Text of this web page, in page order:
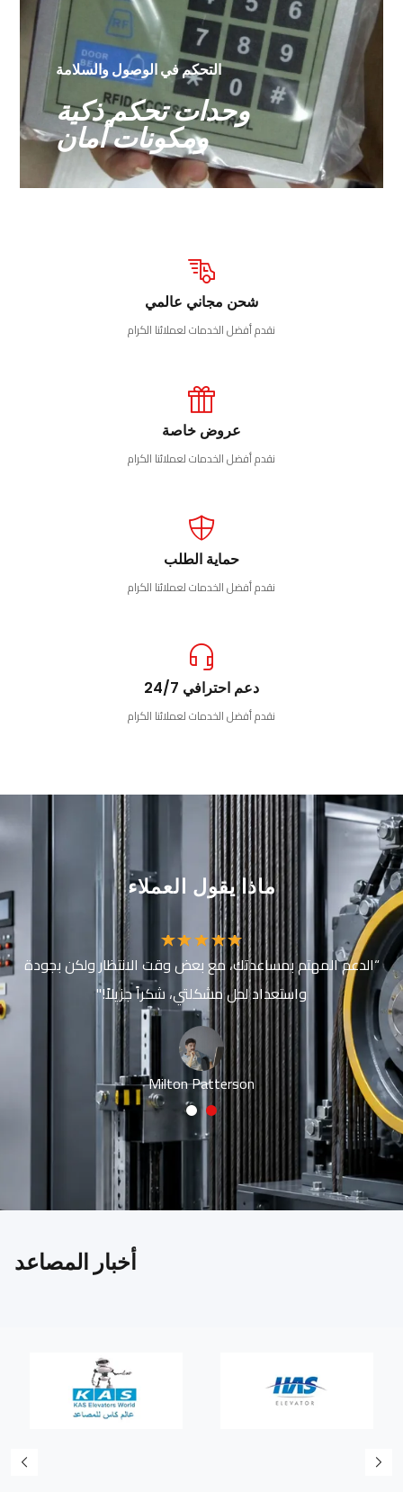
التحكم في الوصول والسلامة
وحدات تحكم ذكية
ومكونات أمان
شحن مجاني عالمي
نقدم أفضل الخدمات لعملائنا الكرام
عروض خاصة
نقدم أفضل الخدمات لعملائنا الكرام
حماية الطلب
نقدم أفضل الخدمات لعملائنا الكرام
دعم احترافي 24/7
نقدم أفضل الخدمات لعملائنا الكرام
ماذا يقول العملاء
“الدعم المهتم بمساعدتك، مع بعض وقت الانتظار ولكن بجودة
واستعداد لحل مشكلتي، شكراً جزيلاً!"
Milton Patterson
أخبار المصاعد